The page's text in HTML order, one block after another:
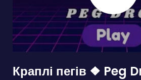
Краплі пегів ❖ Peg